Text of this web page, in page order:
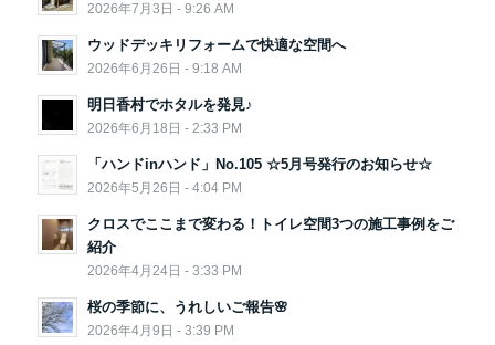
2026年7月3日 - 9:26 AM
ウッドデッキリフォームで快適な空間へ
2026年6月26日 - 9:18 AM
明日香村でホタルを発見♪
2026年6月18日 - 2:33 PM
「ハンドinハンド」No.105 ☆5月号発行のお知らせ☆
2026年5月26日 - 4:04 PM
クロスでここまで変わる！トイレ空間3つの施工事例をご
紹介
2026年4月24日 - 3:33 PM
桜の季節に、うれしいご報告🌸
2026年4月9日 - 3:39 PM